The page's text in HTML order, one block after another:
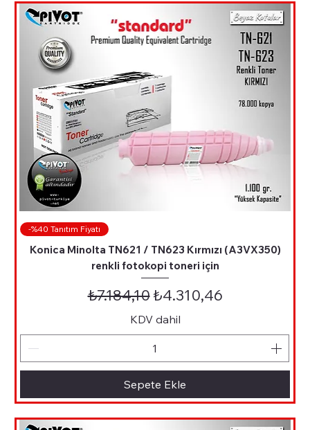
-%40 Tanıtım Fiyatı
Konica Minolta TN621 / TN623 Kırmızı (A3VX350)
renkli fotokopi toneri için
Normal Fiyat
₺7.184,10İndirimli Fiyat
₺4.310,46
KDV dahil
Sepete Ekle